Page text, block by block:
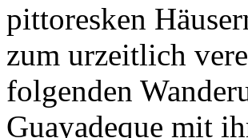
pittoresken
zum urzeitlich
folgenden
Guayadeque mit